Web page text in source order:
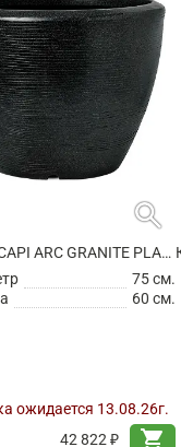
search
КАШПО CAPI ARC GRANITE PLANTER BALL BLACK
75 см.
60 см.
ожидается 13.08.26г.
42 822 ₽
shopping_cart